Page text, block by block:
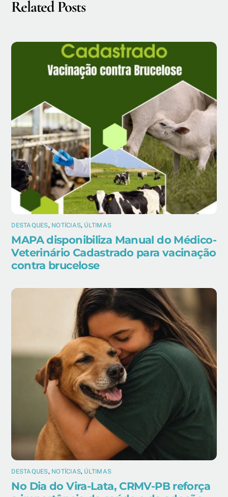
Related Posts
DESTAQUES, NOTÍCIAS, ÚLTIMAS
MAPA disponibiliza Manual do Médico-
Veterinário Cadastrado para vacinação
contra brucelose
DESTAQUES, NOTÍCIAS, ÚLTIMAS
No Dia do Vira-Lata, CRMV-PB reforça